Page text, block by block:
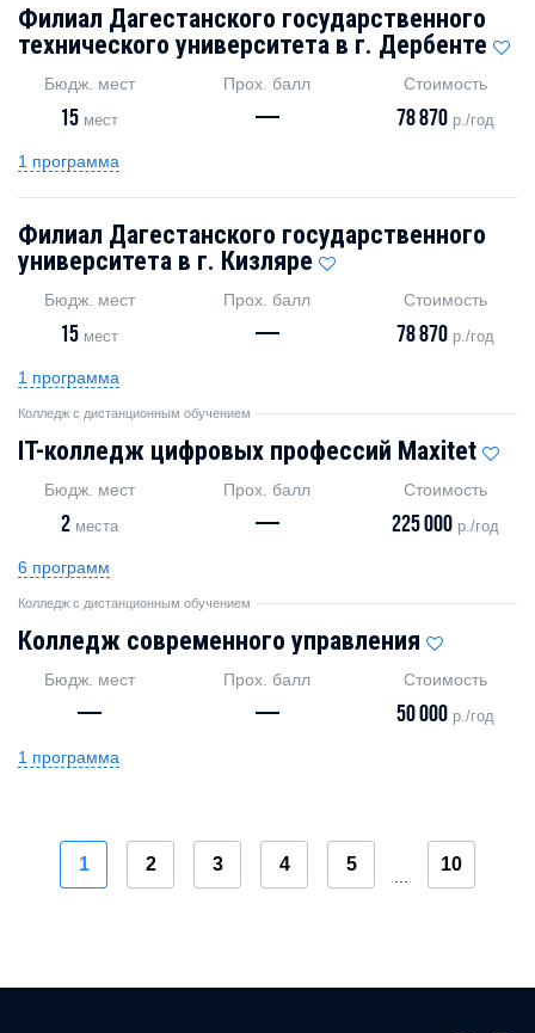
Филиал Дагестанского государственного
технического университета в г. Дербенте
Бюдж. мест
15 мест
Прох. балл
—
Стоимость
78 870 р./год
1 программа
Филиал Дагестанского государственного
университета в г. Кизляре
Бюдж. мест
15 мест
Прох. балл
—
Стоимость
78 870 р./год
1 программа
Колледж с дистанционным обучением
IT-колледж цифровых профессий Maxitet
Бюдж. мест
2места
Прох. балл
—
Стоимость
225 000 р./год
6 программ
Колледж с дистанционным обучением
Колледж современного управления
Бюдж. мест
—
Прох. балл
—
Стоимость
50 000 р./год
1 программа
1 2 3 4 5
...
10